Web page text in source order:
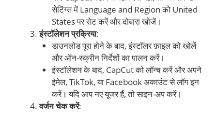
सेटिंग्स में Language and Region को United
States पर सेट करें और दोबारा खोजें।
इंस्टॉलेशन प्रक्रिया:
डाउनलोड पूरा होने के बाद, इंस्टॉलर फ़ाइल को खोलें
और ऑन-स्क्रीन निर्देशों का पालन करें।
इंस्टॉलेशन के बाद, CapCut को लॉन्च करें और अपने
ईमेल, TikTok, या Facebook अकाउंट से लॉग इन
करें। यदि आप नए यूजर हैं, तो साइन-अप करें।
वर्जन चेक करें: